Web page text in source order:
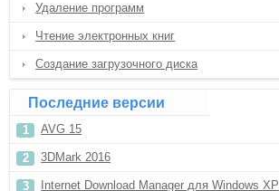
Удаление программ
Чтение электронных книг
Создание загрузочного диска
Последние версии
AVG 15
3DMark 2016
Internet Download Manager для Windows XP